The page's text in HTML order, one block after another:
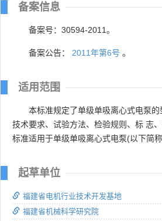
备案信息
备案号：30594-2011。
备案公告： 2011年第6号 。
适用范围
本标准规定了单级单吸离心式电泵的
技术要求、试验方法、检验规则、标 志
标准适用于单级单吸离心式电泵(以下简称
起草单位
福建省电机行业技术开发基地
福建省机械科学研究院